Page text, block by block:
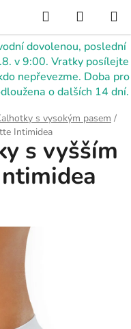
dovolenou, poslední
v 9:00. Vratky posílejte
nepřevezme. Doba pro
o dalších 14 dní.
Hledat
KOŠÍK
s vysokým pasem /
Intimidea
s vyšším